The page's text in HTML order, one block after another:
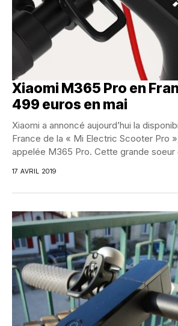
Xiaomi M365 Pro en
499 euros en mai
Xiaomi a annoncé aujourd’hui la
France de la « Mi Electric Scooter Pro
appelée M365 Pro. Cette grande soeur
17 AVRIL 2019